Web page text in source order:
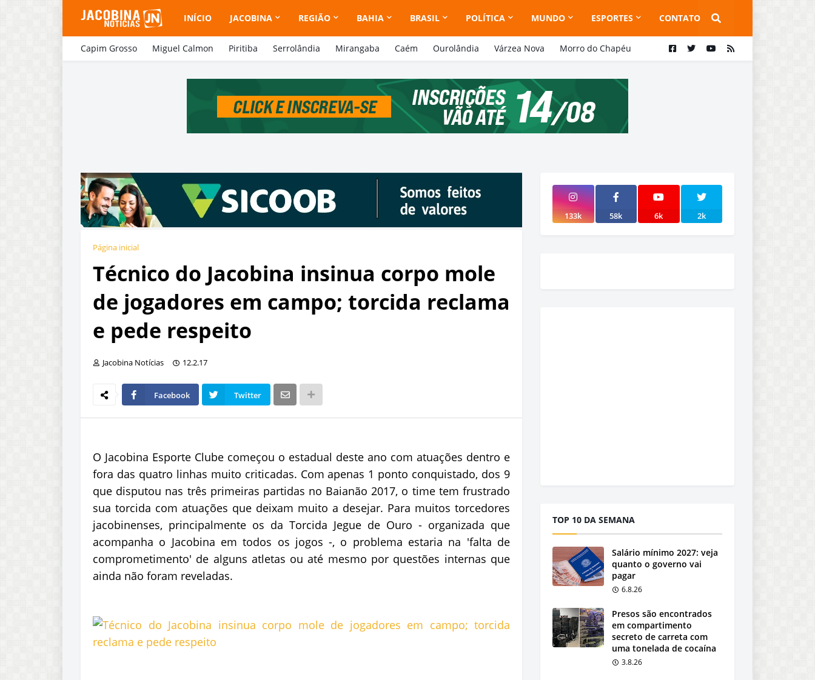
INÍCIO JACOBINA REGIÃO BAHIA BRASIL POLÍTICA MUNDO ESPORTES CONTATO
Capim Grosso Miguel Calmon Piritiba Serrolândia Mirangaba Caém Ourolândia Várzea Nova Morro do Chapéu
Página inicial
Técnico do Jacobina insinua corpo mole
de jogadores em campo; torcida reclama
e pede respeito
Jacobina Notícias 12.2.17
Facebook Twitter
O Jacobina Esporte Clube começou o estadual deste ano com atuações dentro e
fora das quatro linhas muito criticadas. Com apenas 1 ponto conquistado, dos 9
que disputou nas três primeiras partidas no Baianão 2017, o time tem frustrado
sua torcida com atuações que deixam muito a desejar. Para muitos torcedores
jacobinenses, principalmente os da Torcida Jegue de Ouro - organizada que
acompanha o Jacobina em todos os jogos -, o problema estaria na 'falta de
comprometimento' de alguns atletas ou até mesmo por questões internas que
ainda não foram reveladas.
133k 58k 6k 2k
TOP 10 DA SEMANA
Salário mínimo 2027: veja
quanto o governo vai
pagar
6.8.26
Presos são encontrados
em compartimento
secreto de carreta com
uma tonelada de cocaína
3.8.26